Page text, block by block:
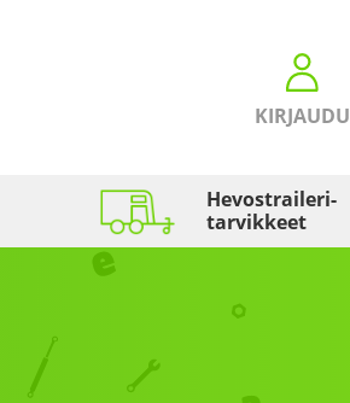
KIRJAUDU
Hevostraileri­
tarvikkeet